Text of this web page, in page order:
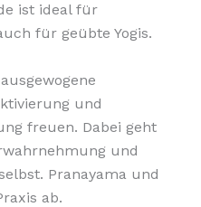
ist ideal für
für geübte Yogis.
und
freuen. Dabei geht
und
Pranayama und
ab.